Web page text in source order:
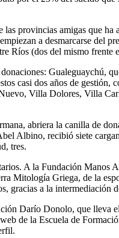
provincias amigas que
a desmarcarse del
Ríos (dos del mismo frente
Gualeguaychú,
casi dos años de
Villa Dolores, Villa
abriera la canilla de
Albino, recibió siete
tres.
A la Fundación Manos
Mitología Griega, de la
gracias a la
Darío Donolo, que lleva
de la Escuela de